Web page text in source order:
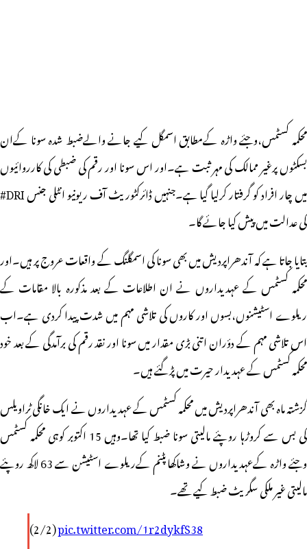
محکمہ کسٹمس،وجئے واڑہ کےمطابق اسمگل کیے جانے والےضبط شدہ سونا کےان
بسکٹوں پرغیر ممالک کی مہر ثبت ہے۔اور اس سونا اور رقم کی ضبطی کی کارروائیوں
میں چار افراد کو گرفتار کرلیا گیا ہے۔جنہیں ڈائرکٹوریٹ آف ریونیو انٹلی جنس DRI#
کی عدالت میں پیش کیا جائے گا۔
بتایا جاتا ہے کہ آندھراپردیش میں بھی سونا کی اسمگلنگ کے واقعات عروج پر ہیں۔اور
محکمہ کسٹمس کے عہدیداروں نے ان اطلاعات کے بعد مذکورہ بالا مقامات کے
ریلوے اسٹیشنوں،بسوں اور کاروں کی تلاشی مہم میں شدت پیدا کردی ہے۔اب
اس تلاشی مہم کے دؤران اتنی بڑی مقدار میں سونا اور نقد رقم کی برآمدگی کے بعد خود
محکمہ کسٹمس کے عہدیدار حیرت میں پڑگئے ہیں۔
گزشتہ ماہ بھی آندھراپردیش میں محکمہ کسٹمس کے عہدیداروں نے ایک خانگی ٹراویلس
کی بس سے کروڑہا روپئے مالیتی سونا ضبط کیا تھا۔وہیں 15 اکتوبر کوہی محکمہ کسٹمس
وجئے واڑہ کےعہدیداروں نے وشاکھاپٹنم کےریلوے اسٹیشن سے 63 لاکھ روپئے
مالیتی غیر ملکی سگریٹ ضبط کیے تھے۔
(2/2)pic.twitter.com/1r2dykfS38